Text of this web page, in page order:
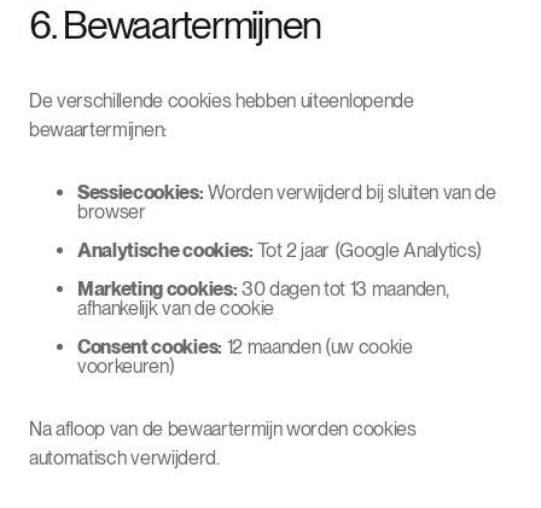
6. Bewaartermijnen
De verschillende cookies hebben uiteenlopende
bewaartermijnen:
Sessiecookies: Worden verwijderd bij sluiten van de
browser
Analytische cookies: Tot 2 jaar (Google Analytics)
Marketing cookies: 30 dagen tot 13 maanden,
afhankelijk van de cookie
Consent cookies: 12 maanden (uw cookie
voorkeuren)
Na afloop van de bewaartermijn worden cookies
automatisch verwijderd.